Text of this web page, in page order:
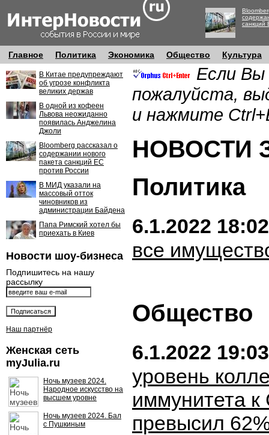
санкций
Главное Политика Экономика Общество Культура
В Китае предупреждают
об угрозе конфликта
великих держав
В одной из кофеен
Львова неожиданно
появилась Анджелина
Джоли
Bloomberg рассказал о
содержании нового
пакета санкций ЕС
против России
В МИД указали на
массовый отток
чиновников из
администрации Байдена
Папа Римский хотел бы
приехать в Киев
Новости шоу-бизнеса
Подпишитесь на нашу
рассылку
Наш партнёр
Женская сеть
myJulia.ru
Ночь музеев 2024.
Народное искусство на
высшем уровне
Ночь музеев 2024. Бал
с Пушкиным
Если Вы
пожалуйста,
и нажмите
НОВОСТИ
Политика
6.1.2022 18:02
все
Общество
6.1.2022 19:03
уровень
иммунитета к
превысил